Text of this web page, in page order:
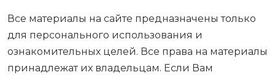
Все материалы на сайте предназначены только
для персонального использования и
ознакомительных целей. Все права на материалы
принадлежат их владельцам. Если Вам